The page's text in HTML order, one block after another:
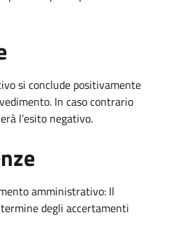
si conclude positivamente
In caso contrario
l’esito negativo.
amministrativo: Il
degli accertamenti